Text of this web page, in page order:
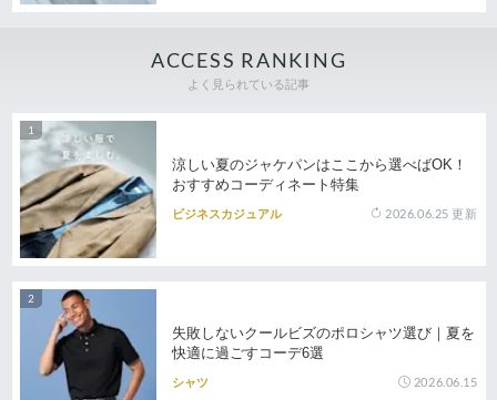
ACCESS RANKING
よく見られている記事
涼しい夏のジャケパンはここから選べばOK！
おすすめコーディネート特集
ビジネスカジュアル 2026.06.25 更新
失敗しないクールビズのポロシャツ選び｜夏を
快適に過ごすコーデ6選
シャツ 2026.06.15